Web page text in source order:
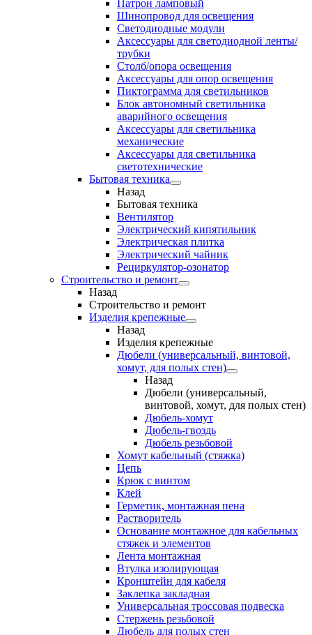
Патрон ламповый
Шинопровод для освещения
Светодиодные модули
Аксессуары для светодиодной ленты/
трубки
Столб/опора освещения
Аксессуары для опор освещения
Пиктограмма для светильников
Блок автономный светильника
аварийного освещения
Аксессуары для светильника
механические
Аксессуары для светильника
светотехнические
Бытовая техника
Назад
Бытовая техника
Вентилятор
Электрический кипятильник
Электрическая плитка
Электрический чайник
Рециркулятор-озонатор
Строительство и ремонт
Назад
Строительство и ремонт
Изделия крепежные
Назад
Изделия крепежные
Дюбели (универсальный, винтовой,
хомут, для полых стен)
Назад
Дюбели (универсальный,
винтовой, хомут, для полых стен)
Дюбель-хомут
Дюбель-гвоздь
Дюбель резьбовой
Хомут кабельный (стяжка)
Цепь
Крюк с винтом
Клей
Герметик, монтажная пена
Растворитель
Основание монтажное для кабельных
стяжек и элементов
Лента монтажная
Втулка изолирующая
Кронштейн для кабеля
Заклепка закладная
Универсальная троссовая подвеска
Стержень резьбовой
Дюбель для полых стен